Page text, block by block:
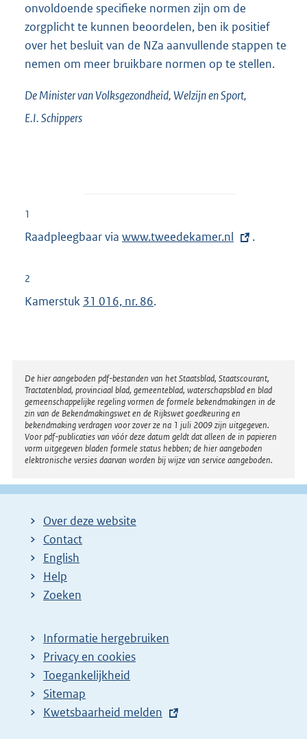
onvoldoende specifieke normen zijn om de
zorgplicht te kunnen beoordelen, ben ik positief
over het besluit van de NZa aanvullende stappen te
nemen om meer bruikbare normen op te stellen.
De Minister van Volksgezondheid, Welzijn en Sport,
E.I.Schippers
1
Raadpleegbaar via E
r
i
n
k
:
www.tweedekamer.nl .
2
Kamerstuk 31 016, nr. 86.
Disclaimer
De hier aangeboden pdf-bestanden van het Staatsblad, Staatscourant,
Tractatenblad, provinciaal blad, gemeenteblad, waterschapsblad en blad
gemeenschappelijke regeling vormen de formele bekendmakingen in de
zin van de Bekendmakingswet en de Rijkswet goedkeuring en
bekendmaking verdragen voor zover ze na 1 juli 2009 zijn uitgegeven.
Voor pdf-publicaties van vóór deze datum geldt dat alleen de in papieren
vorm uitgegeven bladen formele status hebben; de hier aangeboden
elektronische versies daarvan worden bij wijze van service aangeboden.
Over deze website
Contact
English
Help
Zoeken
Informatie hergebruiken
Privacy en cookies
Toegankelijkheid
Sitemap
E
Kwetsbaarheid melden